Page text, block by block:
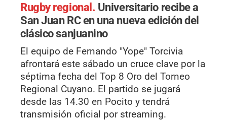
Rugby regional. Universitario recibe a
San Juan RC en una nueva edición del
clásico sanjuanino
El equipo de Fernando "Yope" Torcivia
afrontará este sábado un cruce clave por la
séptima fecha del Top 8 Oro del Torneo
Regional Cuyano. El partido se jugará
desde las 14.30 en Pocito y tendrá
transmisión oficial por streaming.